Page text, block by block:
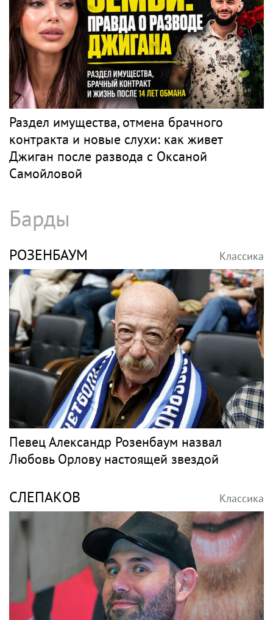
Раздел имущества, отмена брачного
контракта и новые слухи: как живет
Джиган после развода с Оксаной
Самойловой
Барды
РОЗЕНБАУМ Классика
Певец Александр Розенбаум назвал
Любовь Орлову настоящей звездой
СЛЕПАКОВ Классика